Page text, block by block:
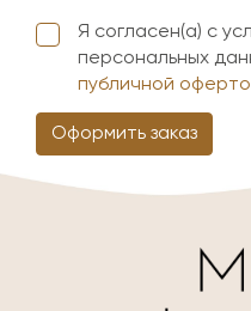
Я согласен(а) с
персональных
публичной
Оформить заказ